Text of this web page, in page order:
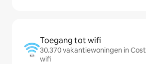
Toegang tot wifi
30.370 vakantiewoningen in
wifi